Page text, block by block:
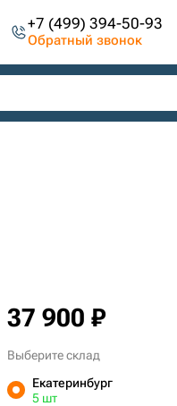
+7 (499) 394-50-93
Обратный звонок
37 900 ₽
Выберите склад
Екатеринбург
5 шт